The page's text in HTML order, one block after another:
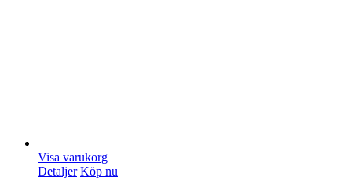
Visa varukorg
Detaljer Köp nu